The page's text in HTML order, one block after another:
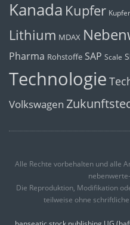
Kanada Kupfer
Lithium MDAX
Pharma Rohstoffe SAP Scale
Technologie
Volkswagen
Alle Rechte vorbehalten und alle
Die Reproduktion, Modifikation
teilweise ohne